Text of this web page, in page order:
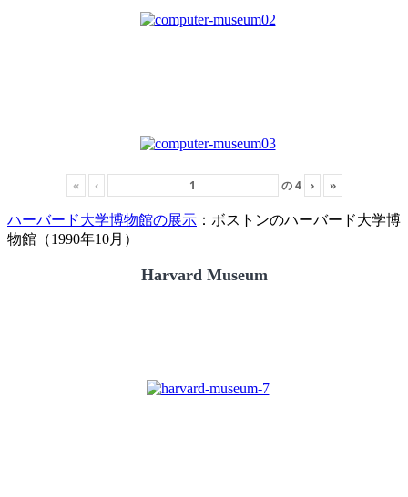
« ‹ の4 › »
ハーバード大学博物館の展示 ：ボストンのハーバード大学博
物館（1990年10月）
Harvard Museum